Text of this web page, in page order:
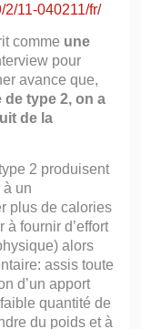
11-040211/fr/
comme une
pour
avance que,
type 2, on a
de la
2 produisent
à un
plus de calories
fournir d’effort
alors
assis toute
d’un apport
quantité de
du poids et à